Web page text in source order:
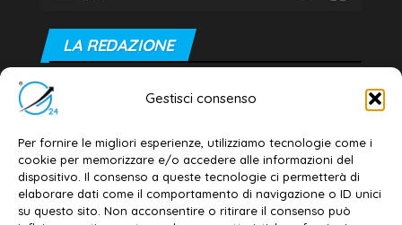
Gestisci consenso
Per fornire le migliori esperienze, utilizziamo tecnologie come i
cookie per memorizzare e/o accedere alle informazioni del
dispositivo. Il consenso a queste tecnologie ci permetterà di
elaborare dati come il comportamento di navigazione o ID unici
su questo sito. Non acconsentire o ritirare il consenso può
LA REDAZIONE
Editore e direttore responsabile:
Dott. Daniele G. Masciullo
Email: redazione@galatina24.it
Contatti –Disclaimer
Privacy policy –Cookie policy